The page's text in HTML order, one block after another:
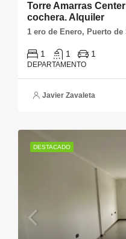
Torre Amarras
cochera. Alquiler
1 ero de Enero, Puerto de
1 1 1
DEPARTAMENTO
Javier Zavaleta
DESTACADO